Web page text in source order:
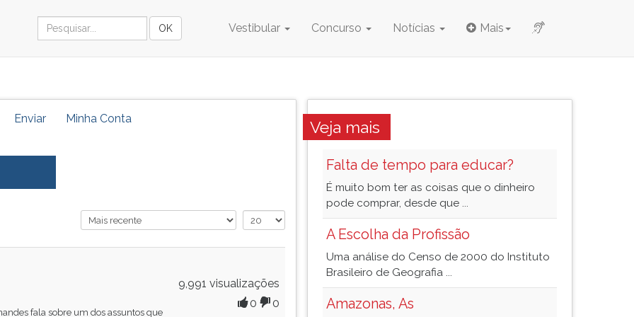
Vestibular Concurso Notícias Mais
Enviar Minha Conta
9,991 visualizações
0
0
fala sobre um dos assuntos que
Veja mais
Falta de tempo para educar?
É muito bom ter as coisas que o dinheiro
pode comprar, desde que ...
A Escolha da Profissão
Uma análise do Censo de 2000 do Instituto
Brasileiro de Geografia ...
Amazonas, As